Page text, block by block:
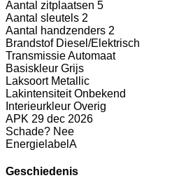
Aantal zitplaatsen 5
Aantal sleutels 2
Aantal handzenders 2
Brandstof Diesel/Elektrisch
TransmissieAutomaat
Basiskleur Grijs
Laksoort Metallic
Lakintensiteit Onbekend
Interieurkleur Overig
APK 29 dec 2026
Schade? Nee
Energielabel A
Geschiedenis